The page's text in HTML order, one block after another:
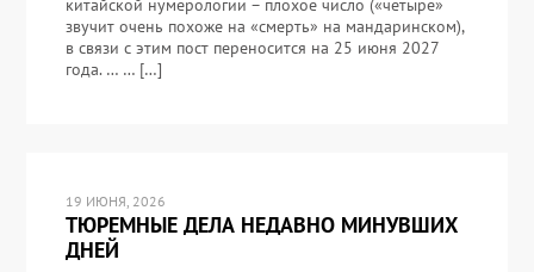
китайской нумерологии – плохое число («четыре»
звучит очень похоже на «смерть» на мандаринском),
в связи с этим пост переносится на 25 июня 2027
года. … … […]
19 ИЮНЯ, 2026
ТЮРЕМНЫЕ ДЕЛА НЕДАВНО МИНУВШИХ
ДНЕЙ